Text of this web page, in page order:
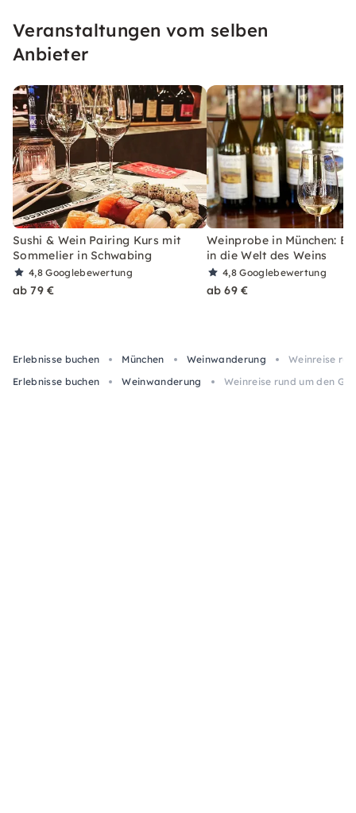
Veranstaltungen vom selben
Anbieter
Sushi & Wein Pairing Kurs mit
Sommelier in Schwabing
4,8Googlebewertung
ab 79 €
Weinprobe in München:
in die Welt des Weins
4,8Googlebewertung
ab 69 €
Erlebnisse buchen München Weinwanderung
Weinreise
Erlebnisse buchen
Weinwanderung Weinreise rund um den